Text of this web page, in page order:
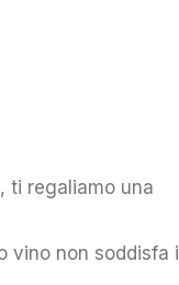
ti regaliamo una
vino non soddisfa i